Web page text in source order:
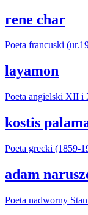
rene char
Poeta francuski
layamon
Poeta angielski XII i
kostis
Poeta grecki (1859-
adam
Poeta nadworny